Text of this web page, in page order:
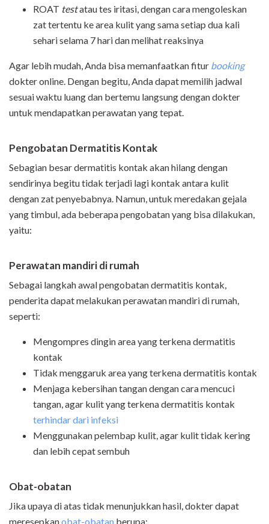
ROAT testatau tes iritasi, dengan cara mengoleskan
zat tertentu ke area kulit yang sama setiap dua kali
sehari selama 7 hari dan melihat reaksinya
Agar lebih mudah, Anda bisa memanfaatkan fitur booking
dokter online. Dengan begitu, Anda dapat memilih jadwal
sesuai waktu luang dan bertemu langsung dengan dokter
untuk mendapatkan perawatan yang tepat.
Pengobatan Dermatitis Kontak
Sebagian besar dermatitis kontak akan hilang dengan
sendirinya begitu tidak terjadi lagi kontak antara kulit
dengan zat penyebabnya. Namun, untuk meredakan gejala
yang timbul, ada beberapa pengobatan yang bisa dilakukan,
yaitu:
Perawatan mandiri di rumah
Sebagai langkah awal pengobatan dermatitis kontak,
penderita dapat melakukan perawatan mandiri di rumah,
seperti:
Mengompres dingin area yang terkena dermatitis
kontak
Tidak menggaruk area yang terkena dermatitis kontak
Menjaga kebersihan tangan dengan cara mencuci
tangan, agar kulit yang terkena dermatitis kontak
terhindar dari infeksi
Menggunakan pelembap kulit, agar kulit tidak kering
dan lebih cepat sembuh
Obat-obatan
Jika upaya di atas tidak menunjukkan hasil, dokter dapat
meresepkanobat-obatan berupa: